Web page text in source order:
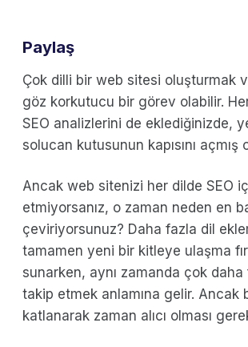
Çok dilli bir web sitesi oluşturmak
göz korkutucu bir görev olabilir.
SEO analizlerini de eklediğinizde,
solucan kutusunun kapısını açmış
Ancak web sitenizi her dilde SEO
etmiyorsanız, o zaman neden en
çeviriyorsunuz? Daha fazla dil
tamamen yeni bir kitleye ulaşma
sunarken, aynı zamanda çok
takip etmek anlamına gelir. Ancak
katlanarak zaman alıcı olması
Paylaş